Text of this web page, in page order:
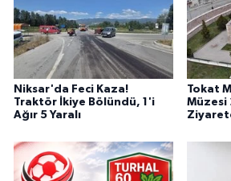
Niksar'da Feci Kaza!
Traktör İkiye Bölündü, 1'i
Ağır 5 Yaralı
Tokat
Müzesi